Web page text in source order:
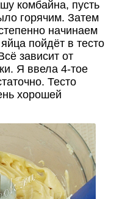
комбайна, пусть
горячим. Затем
начинаем
пойдёт в тесто
зависит от
Я ввела 4-тое
Тесто
хорошей